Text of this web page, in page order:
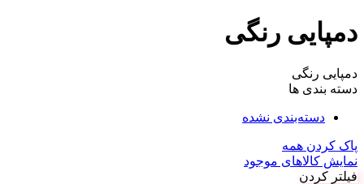
دمپایی رنگی
دمپایی رنگی
دسته بندی ها
دسته‌بندی نشده
پاک کردن همه
نمایش کالاهای موجود
فیلتر کردن